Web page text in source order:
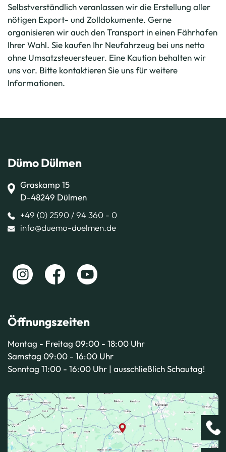
Selbstverständlich veranlassen wir die Erstellung aller
nötigen Export- und Zolldokumente. Gerne
organisieren wir auch den Transport in einen Fährhafen
Ihrer Wahl. Sie kaufen Ihr Neufahrzeug bei uns netto
ohne Umsatzsteuersteuer. Eine Kaution behalten wir
uns vor. Bitte kontaktieren Sie uns für weitere
Informationen.
Dümo Dülmen
Graskamp 15
D-48249 Dülmen
+49 (0) 2590 / 94 360 - 0
info@duemo-duelmen.de
Öffnungszeiten
Montag - Freitag 09:00 - 18:00 Uhr
Samstag 09:00 - 16:00 Uhr
Sonntag 11:00 - 16:00 Uhr | ausschließlich Schautag!